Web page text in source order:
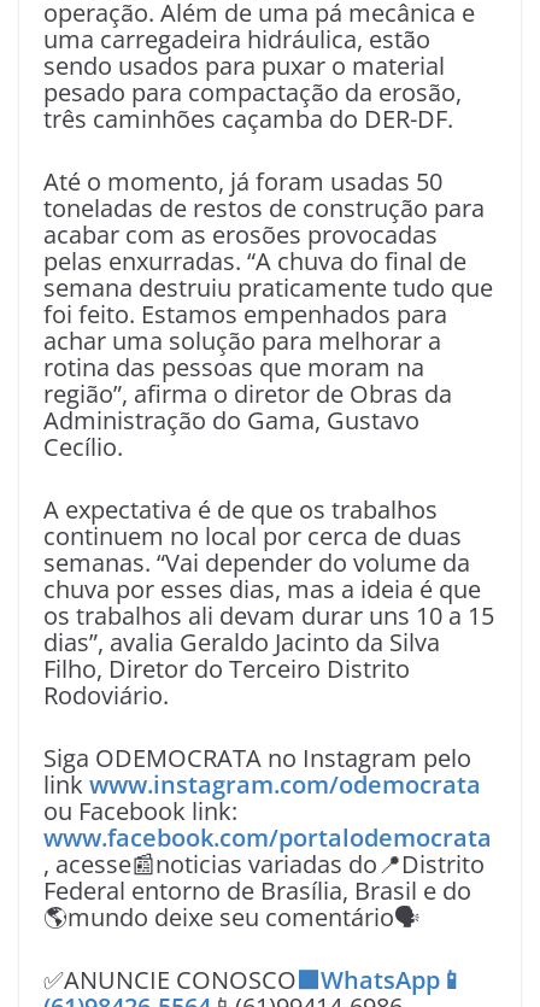
operação. Além de uma pá mecânica e
uma carregadeira hidráulica, estão
sendo usados para puxar o material
pesado para compactação da erosão,
três caminhões caçamba do DER-DF.
Até o momento, já foram usadas 50
toneladas de restos de construção para
acabar com as erosões provocadas
pelas enxurradas. “A chuva do final de
semana destruiu praticamente tudo que
foi feito. Estamos empenhados para
achar uma solução para melhorar a
rotina das pessoas que moram na
região”, afirma o diretor de Obras da
Administração do Gama, Gustavo
Cecílio.
A expectativa é de que os trabalhos
continuem no local por cerca de duas
semanas. “Vai depender do volume da
chuva por esses dias, mas a ideia é que
os trabalhos ali devam durar uns 10 a 15
dias”, avalia Geraldo Jacinto da Silva
Filho, Diretor do Terceiro Distrito
Rodoviário.
Siga ODEMOCRATA no Instagram pelo
link www.instagram.com/odemocrata
ou Facebook link:
www.facebook.com/portalodemocrata
, acesse📰noticias variadas do📍Distrito
Federal entorno de Brasília, Brasil e do
🌎mundo deixe seu comentário🗣
✅ANUNCIE CONOSCO🟩WhatsApp📱